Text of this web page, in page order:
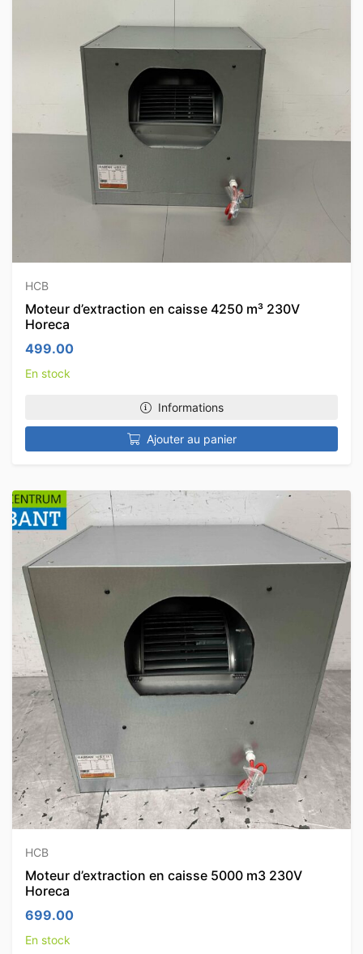
HCB
Moteur d’extraction en caisse 4250 m³ 230V
Horeca
499.00
En stock
Informations
Ajouter au panier
HCB
Moteur d’extraction en caisse 5000 m3 230V
Horeca
699.00
En stock